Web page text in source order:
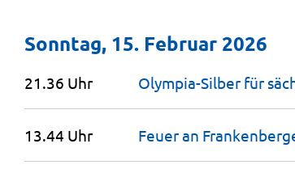
Sonntag, 15. Februar 2026
21.36 Uhr Olympia-Silber für
13.44 Uhr Feuer an